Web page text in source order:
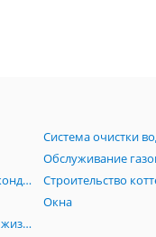
Система очистки
Системы вентиляции и кондиционирования
Строительство
Окна
Услуги для комфортной жизни